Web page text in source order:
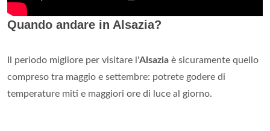
Quando andare in Alsazia?
Il periodo migliore per visitare l'Alsazia è sicuramente quello
compreso tra maggio e settembre: potrete godere di
temperature miti e maggiori ore di luce al giorno.